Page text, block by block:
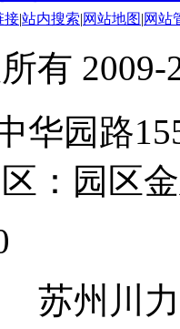
接|站内搜索|网站地图|网站
有 2009-
华园路
：园区
苏州川